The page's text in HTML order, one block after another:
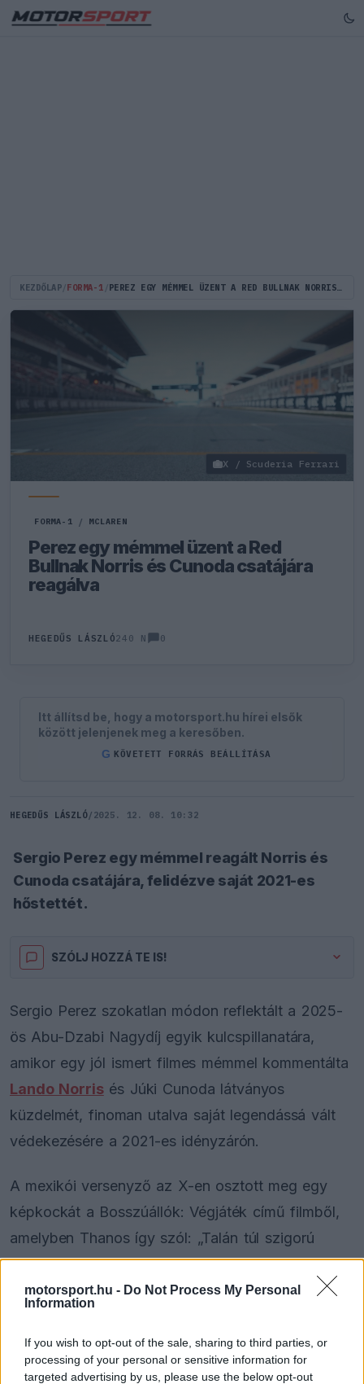
motorsport.hu - Do Not Process My Personal
Information
If you wish to opt-out of the sale, sharing to third parties, or
processing of your personal or sensitive information for
targeted advertising by us, please use the below opt-out
KEZDŐLAP FORMA-1 PEREZ EGY MÉMMEL ÜZENT A RED BULLNAK NORRIS ÉS CUNODA CSATÁJÁRA REAGÁLVA
X / Scuderia Ferrari
FORMA-1 / MCLAREN
Perez egy mémmel üzent a Red
Bullnak Norris és Cunoda csatájára
reagálva
HEGEDŰS LÁSZLÓ240 N 0
Itt állítsd be, hogy a motorsport.hu hírei elsők
között jelenjenek meg a keresőben.
G KÖVETETT FORRÁS BEÁLLÍTÁSA
HEGEDŰS LÁSZLÓ/ 2025. 12. 08. 10:32
Sergio Perez egy mémmel reagált Norris és
Cunoda csatájára, felidézve saját 2021-es
hőstettét.
SZÓLJ HOZZÁ TE IS!
Sergio Perez szokatlan módon reflektált a 2025-
ös Abu-Dzabi Nagydíj egyik kulcspillanatára,
amikor egy jól ismert filmes mémmel kommentálta
Lando Norrisés Júki Cunoda látványos
küzdelmét, finoman utalva saját legendássá vált
védekezésére a 2021-es idényzárón.
A mexikói versenyző az X-en osztott meg egy
képkockát a Bosszúállók: Végjáték című filmből,
amelyben Thanos így szól: „Talán túl szigorú
voltam hozzád.” A poszt nem volt más, mint egy
burkolt párhuzam a múltbeli és a mostani
helyszínen négy évvel korábban két körön
keresztül tartotta maga mögött Lewis Hamiltont,